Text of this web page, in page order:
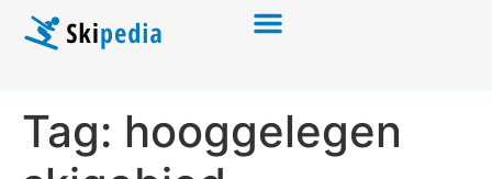
Tag: hooggelegen